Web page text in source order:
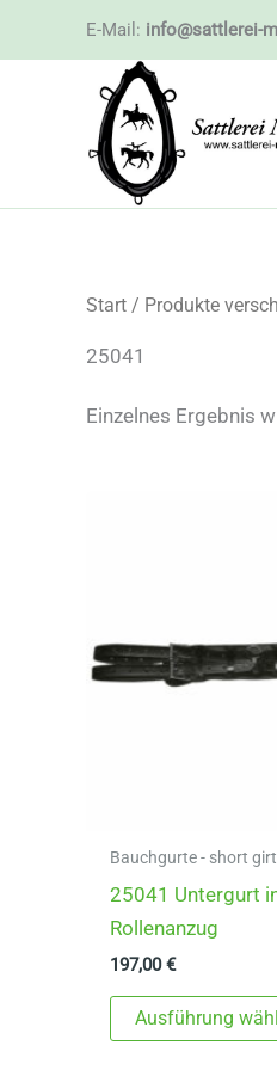
E-Mail: info@sattlerei-
Start / Produkte
25041
Einzelnes Ergebnis
Bauchgurte - short
25041 Untergurt
Rollenanzug
197,00€
Ausführung